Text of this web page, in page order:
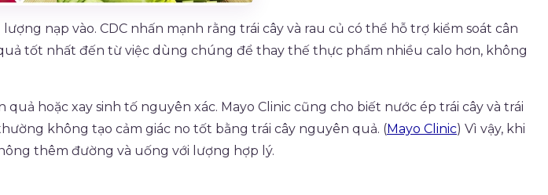
nạp vào. CDC nhấn mạnh rằng trái cây và rau củ có thể hỗ trợ kiểm soát cân
tốt nhất đến từ việc dùng chúng để thay thế thực phẩm nhiều calo hơn, không
hoặc xay sinh tố nguyên xác. Mayo Clinic cũng cho biết nước ép trái cây và trái
không tạo cảm giác no tốt bằng trái cây nguyên quả. (Mayo Clinic) Vì vậy, khi
thêm đường và uống với lượng hợp lý.